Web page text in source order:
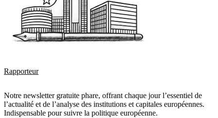
Rapporteur
Notre newsletter gratuite phare, offrant chaque jour l’essentiel de
l’actualité et de l’analyse des institutions et capitales européennes.
Indispensable pour suivre la politique européenne.